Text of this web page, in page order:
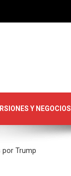
Y NEGOCIOS
por Trump